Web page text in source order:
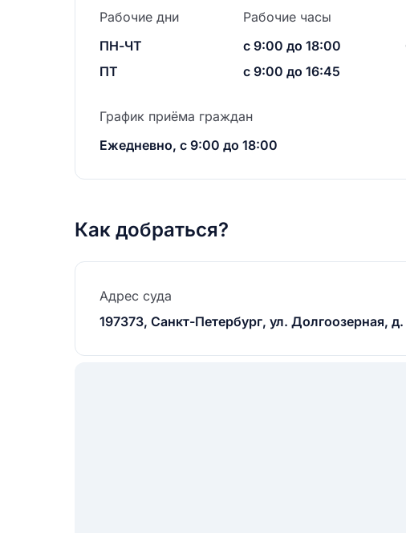
Рабочие дни
ПН-ЧТ
ПТ
Рабочие часы
с 9:00 до 18:00
с 9:00 до 16:45
График приёма граждан
Ежедневно, с 9:00 до 18:00
Как добраться?
Адрес суда
197373, Санкт-Петербург, ул. Долгоозерная,